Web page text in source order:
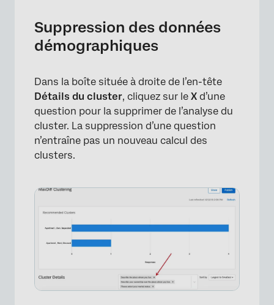
×
Suppression des données
démographiques
Dans la boîte située à droite de l’en-tête
Détails du cluster, cliquez sur le X d’une
question pour la supprimer de l’analyse du
cluster. La suppression d’une question
n’entraîne pas un nouveau calcul des
clusters.